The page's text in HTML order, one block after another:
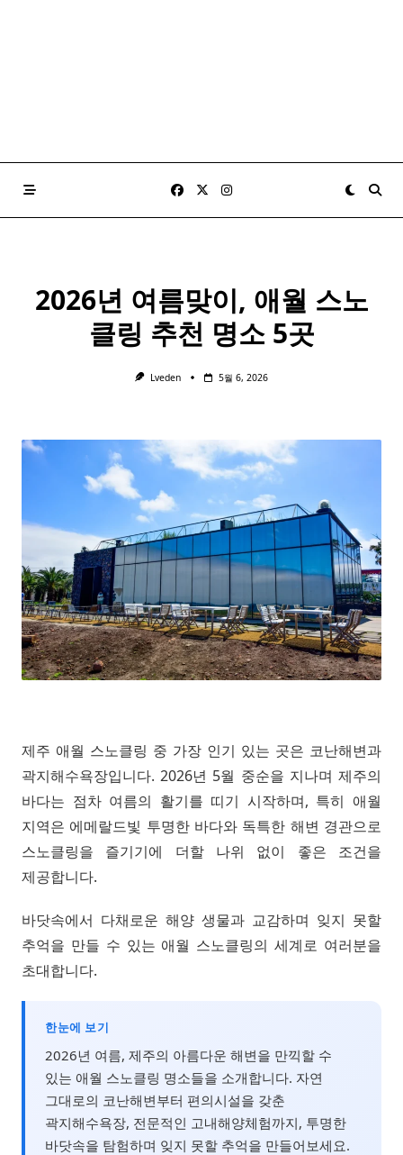
2026년 여름맞이, 애월 스노
클링 추천 명소 5곳
Lveden 5월 6, 2026
제주 애월 스노클링 중 가장 인기 있는 곳은 코난해변과
곽지해수욕장입니다. 2026년 5월 중순을 지나며 제주의
바다는 점차 여름의 활기를 띠기 시작하며, 특히 애월
지역은 에메랄드빛 투명한 바다와 독특한 해변 경관으로
스노클링을 즐기기에 더할 나위 없이 좋은 조건을
제공합니다.
바닷속에서 다채로운 해양 생물과 교감하며 잊지 못할
추억을 만들 수 있는 애월 스노클링의 세계로 여러분을
초대합니다.
한눈에 보기
2026년 여름, 제주의 아름다운 해변을 만끽할 수
있는 애월 스노클링 명소들을 소개합니다. 자연
그대로의 코난해변부터 편의시설을 갖춘
곽지해수욕장, 전문적인 고내해양체험까지, 투명한
바닷속을 탐험하며 잊지 못할 추억을 만들어보세요.